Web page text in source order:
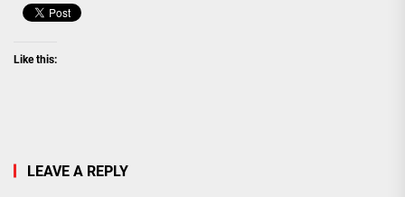
Like this:
LEAVE A REPLY